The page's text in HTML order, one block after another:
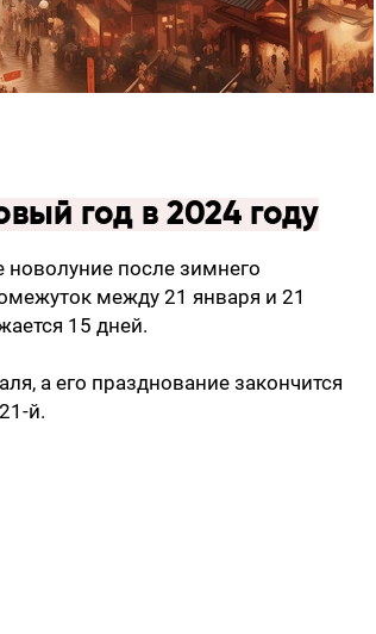
год в 2024 году
новолуние после зимнего
между 21 января и 21
15 дней.
а его празднование закончится
й.